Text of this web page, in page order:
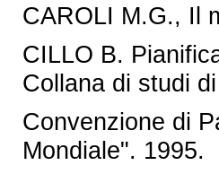
CAROLI M.G., Il
CILLO B.
Collana di studi
Convenzione di
Mondiale". 1995.